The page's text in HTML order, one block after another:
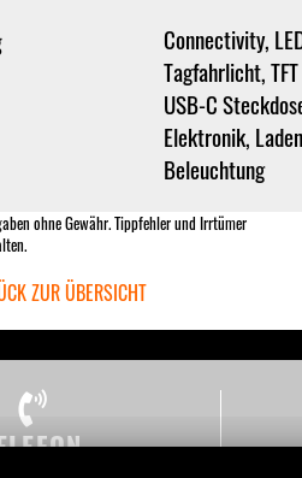
Connectivity,
Tagfahrlicht,
USB-C
Elektronik,
Beleuchtung
ohne Gewähr. Tippfehler und Irrtümer
ZUR ÜBERSICHT